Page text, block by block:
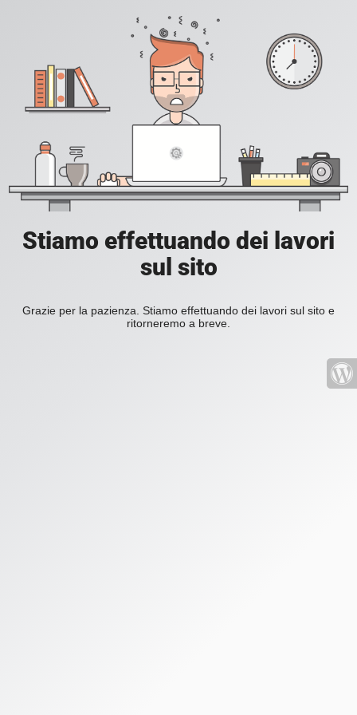
Stiamo effettuando dei lavori
sul sito
Grazie per la pazienza. Stiamo effettuando dei lavori sul sito e
ritorneremo a breve.